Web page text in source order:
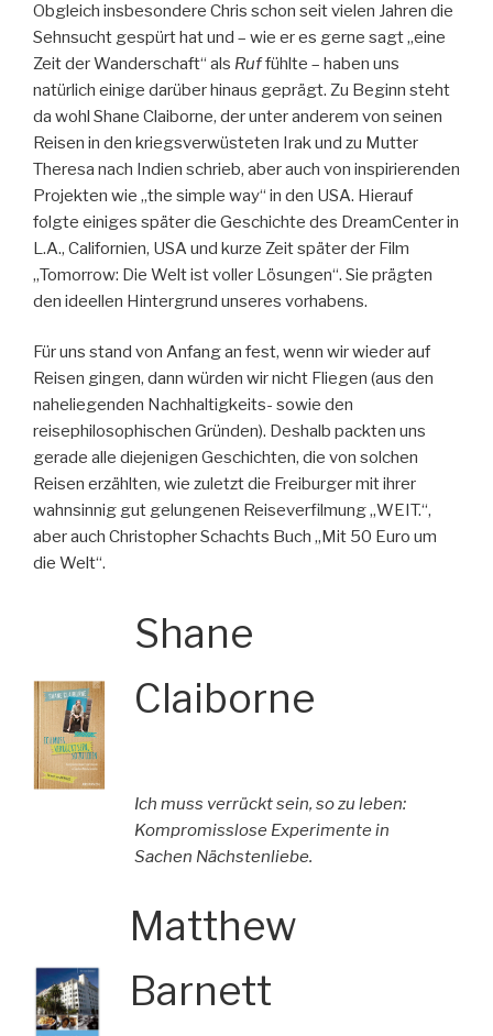
Obgleich insbesondere Chris schon seit vielen Jahren die
Sehnsucht gespürt hat und – wie er es gerne sagt „eine
Zeit der Wanderschaft“ als Ruffühlte – haben uns
natürlich einige darüber hinaus geprägt. Zu Beginn steht
da wohl Shane Claiborne, der unter anderem von seinen
Reisen in den kriegsverwüsteten Irak und zu Mutter
Theresa nach Indien schrieb, aber auch von inspirierenden
Projekten wie „the simple way“ in den USA. Hierauf
folgte einiges später die Geschichte des DreamCenter in
L.A., Californien, USA und kurze Zeit später der Film
„Tomorrow: Die Welt ist voller Lösungen“. Sie prägten
den ideellen Hintergrund unseres vorhabens.
Für uns stand von Anfang an fest, wenn wir wieder auf
Reisen gingen, dann würden wir nicht Fliegen (aus den
naheliegenden Nachhaltigkeits- sowie den
reisephilosophischen Gründen). Deshalb packten uns
gerade alle diejenigen Geschichten, die von solchen
Reisen erzählten, wie zuletzt die Freiburger mit ihrer
wahnsinnig gut gelungenen Reiseverfilmung „WEIT.“,
aber auch Christopher Schachts Buch „Mit 50 Euro um
die Welt“.
Shane
Claiborne
Ich muss verrückt sein, so zu leben:
Kompromisslose Experimente in
Sachen Nächstenliebe.
Matthew
Barnett